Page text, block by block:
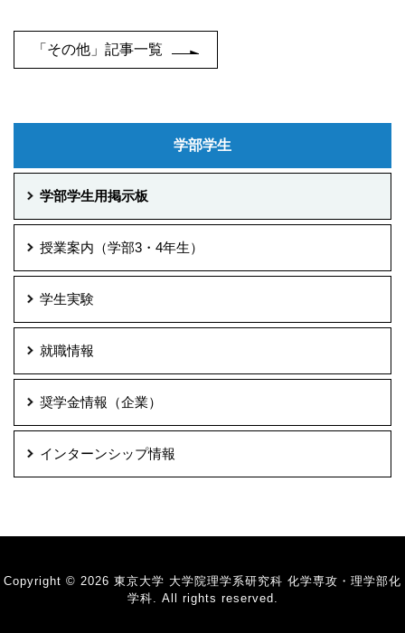
「その他」記事一覧
学部学生
学部学生用掲示板
授業案内（学部3・4年生）
学生実験
就職情報
奨学金情報（企業）
インターンシップ情報
Copyright © 2026 東京大学 大学院理学系研究科 化学専攻・理学部化
学科. All rights reserved.